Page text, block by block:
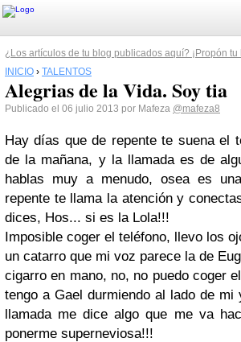
¿Los artículos de tu blog publicados aquí? ¡Propón tu
INICIO › TALENTOS
Alegrias de la Vida. Soy tia
Publicado el 06 julio 2013 por Mafeza @mafeza8
Hay días que de repente te suena el
de la mañana, y la llamada es de
hablas muy a menudo, osea es
repente te llama la atención y
dices, Hos... si es la Lola!!!
Imposible coger el teléfono, llevo los
un catarro que mi voz parece la de
cigarro en mano, no, no puedo coger
tengo a Gael durmiendo al lado de mi
llamada me dice algo que me va
ponerme superneviosa!!!